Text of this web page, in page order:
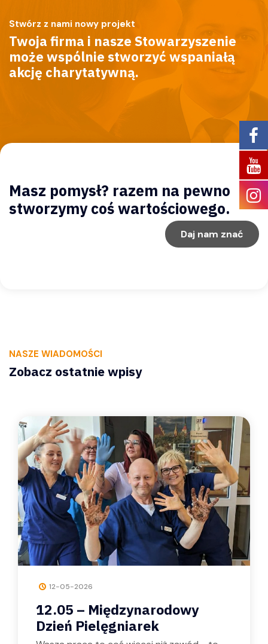
Stwórz z nami nowy projekt
Twoja firma i nasze Stowarzyszenie
może wspólnie stworzyć wspaniałą
akcję charytatywną.
Masz pomysł? razem na pewno
stworzymy coś wartościowego.
Daj nam znać
NASZE WIADOMOŚCI
Zobacz ostatnie wpisy
02-04-2026
Życzenia Wielkanocne
Czytaj więcej